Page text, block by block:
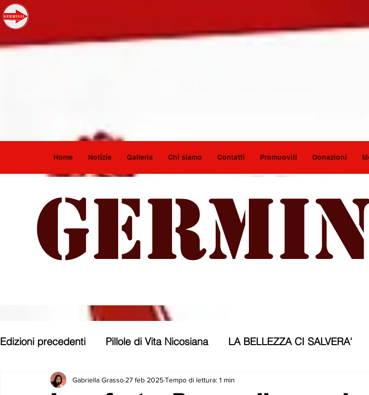
Home Notizie Galleria Chi siamo Contatti Promuoviti Donazioni
Edizioni precedenti Pillole di Vita Nicosiana LA BELLEZZA CI SALVERA'
Parole, pensieri, opere e opinioni Entroterra
Gabriella Grasso 27 feb 2025Tempo di lettura: 1 min